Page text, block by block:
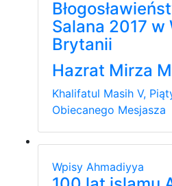
Salana 2017 w
Brytanii
Hazrat Mirza
Khalifatul Masih V,
Obiecanego Mesjasza
Wpisy Ahmadiyya